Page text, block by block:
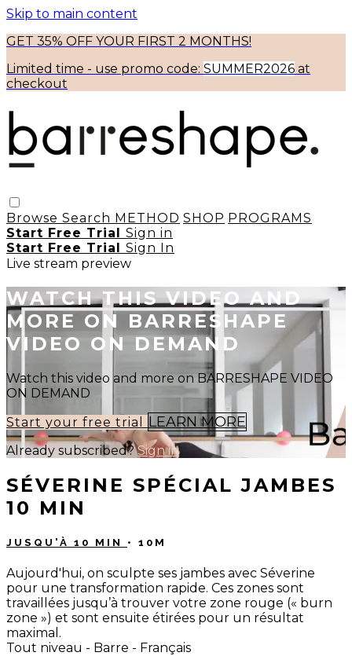
Skip to main content
GET 35% OFF YOUR FIRST 2 MONTHS!
Limited time - use promo code: SUMMER2026 at
checkout
Browse Search METHOD SHOP PROGRAMS
Start Free Trial Sign in
Start Free Trial Sign In
Live stream preview
WATCH THIS VIDEO AND
MORE ON BARRESHAPE
VIDEO ON DEMAND
Watch this video and more on BARRESHAPE VIDEO
ON DEMAND
Start your free trial
LEARN MORE
Already subscribed?Sign in
SÉVERINE SPÉCIAL JAMBES
10 MIN
JUSQU'À 10 MIN • 10M
Aujourd'hui, on sculpte ses jambes avec Séverine
pour une transformation rapide. Ces zones sont
travaillées jusqu’à trouver votre zone rouge (« burn
zone ») et sont ensuite étirées pour un résultat
maximal.
Tout niveau - Barre - Français